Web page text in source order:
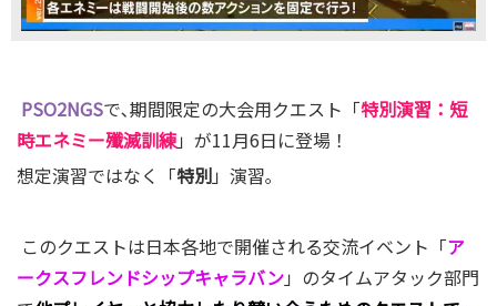
PSO2NGSで､期間限定の大会用クエスト「特別演習：短
時エネミー殲滅訓練」が11月6日に登場！
想定演習ではなく「特別」演習｡
このクエストは日本各地で開催される交流イベント「ア
ークスフレンドシップキャラバン」のタイムアタック部門